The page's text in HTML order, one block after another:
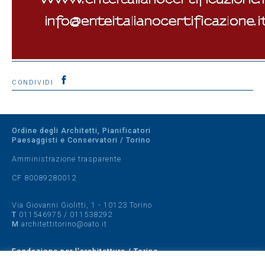
CONDIVIDI
Ordine degli Architetti, Pianificatori
Paesaggisti e Conservatori / Torino
Amministrazione trasparente
CF 80089280012
Via Giovanni Giolitti, 1 - 10123 Torino
T 011546975 / 011538292
M architettitorino@oato.it
Fondazione per l'architettura / Torino